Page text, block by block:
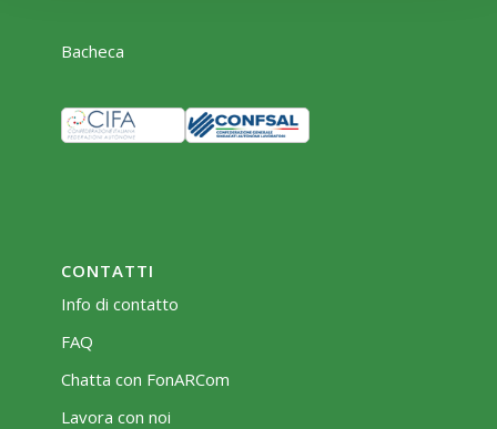
Bacheca
CONTATTI
Info di contatto
FAQ
Chatta con FonARCom
Lavora con noi